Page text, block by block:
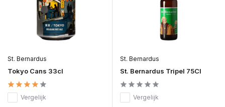
St. Bernardus
Tokyo Cans 33cl
Vergelijk
St. Bernardus
St. Bernardus Tripel 75Cl
Vergelijk